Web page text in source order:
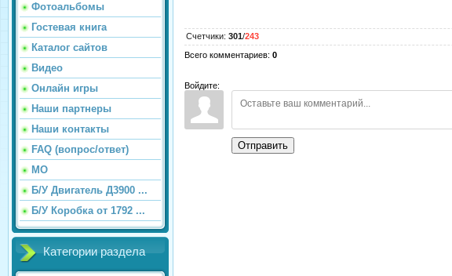
Фотоальбомы
Гостевая книга
Каталог сайтов
Видео
Онлайн игры
Наши партнеры
Наши контакты
FAQ (вопрос/ответ)
МО
Б/У Двигатель Д3900 ...
Б/У Коробка от 1792 ...
Категории раздела
Счетчики: 301/243
Всего комментариев: 0
Войдите:
Отправить